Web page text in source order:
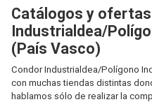
Catálogos y
Industrialdea/
(País Vasco)
Condor Industrialdea/Polígono
con muchas tiendas distintas
hablamos sólo de realizar la